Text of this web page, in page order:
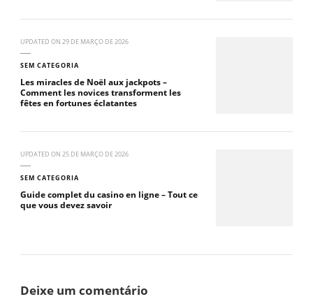
UPDATED ON 29 DE MARÇO DE 2026
SEM CATEGORIA
Les miracles de Noël aux jackpots –
Comment les novices transforment les
fêtes en fortunes éclatantes
UPDATED ON 25 DE MARÇO DE 2026
SEM CATEGORIA
Guide complet du casino en ligne – Tout ce
que vous devez savoir
Deixe um comentário